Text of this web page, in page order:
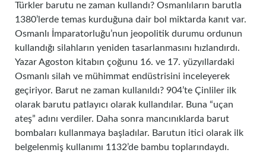
Türkler barutu ne zaman kullandı? Osmanlıların barutla
1380’lerde temas kurduğuna dair bol miktarda kanıt var.
Osmanlı İmparatorluğu’nun jeopolitik durumu ordunun
kullandığı silahların yeniden tasarlanmasını hızlandırdı.
Yazar Agoston kitabın çoğunu 16. ve 17. yüzyıllardaki
Osmanlı silah ve mühimmat endüstrisini inceleyerek
geçiriyor. Barut ne zaman kullanıldı? 904’te Çinliler ilk
olarak barutu patlayıcı olarak kullandılar. Buna “uçan
ateş” adını verdiler. Daha sonra mancınıklarda barut
bombaları kullanmaya başladılar. Barutun itici olarak ilk
belgelenmiş kullanımı 1132’de bambu toplarındaydı.